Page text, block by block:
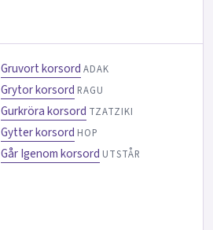
Gruvort korsord ADAK
Grytor korsord RAGU
Gurkröra korsord TZATZIKI
Gytter korsord HOP
Går Igenom korsord UTSTÅR